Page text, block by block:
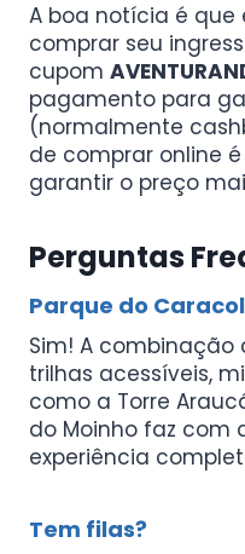
A boa notícia é que
comprar seu
cupom
pagamento para
(normalmente
de comprar online
garantir o preço
Perguntas
Parque do
Sim! A combinação
trilhas acessíveis,
como a Torre
do Moinho faz com
experiência
Tem filas?